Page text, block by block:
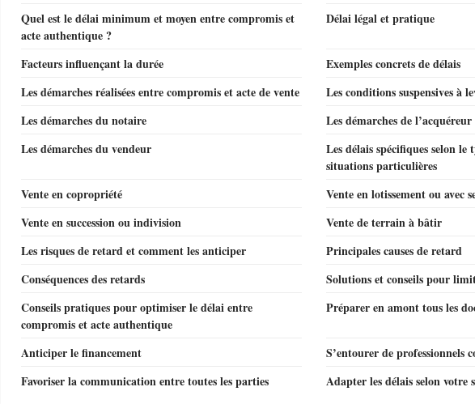
Quel est le délai minimum et moyen entre compromis et
acte authentique ?
Délai légal et pratique
Facteurs influençant la durée
Exemples concrets de délais
Les démarches réalisées entre compromis et acte de vente
Les conditions suspensives à
Les démarches du notaire
Les démarches de l’acquéreur
Les démarches du vendeur
Les délais spécifiques selon le
situations particulières
Vente en copropriété
Vente en lotissement ou avec
Vente en succession ou indivision
Vente de terrain à bâtir
Les risques de retard et comment les anticiper
Principales causes de retard
Conséquences des retards
Solutions et conseils pour
Conseils pratiques pour optimiser le délai entre
compromis et acte authentique
Préparer en amont tous les
Anticiper le financement
S’entourer de professionnels
Favoriser la communication entre toutes les parties
Adapter les délais selon votre